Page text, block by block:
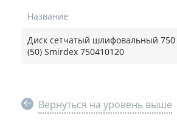
Название
Диск сетчатый шлифовальный
(50) Smirdex 750410120
Вернуться на уровень выше